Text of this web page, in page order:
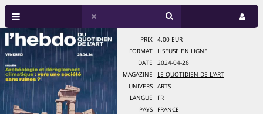
PRIX
4.00 EUR
FORMAT
LISEUSE EN LIGNE
DATE
2024-04-26
MAGAZINE
LE QUOTIDIEN DE L'ART
UNIVERS
ARTS
LANGUE
FR
PAYS
FRANCE